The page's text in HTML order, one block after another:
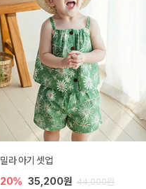
밀라 아기 셋업
20% 35,200원 44,000원